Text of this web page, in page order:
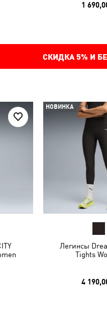
1
СКИДКА 5% И
НОВИНКА
Легинсы
Tights
4